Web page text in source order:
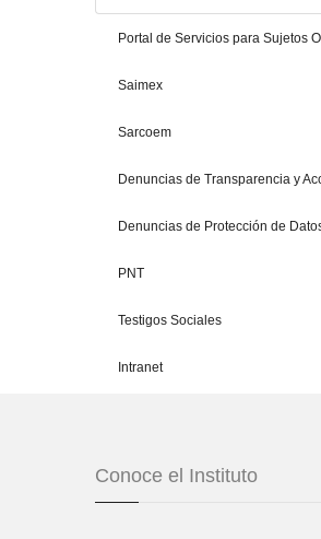
Portal de Servicios para Sujetos
Saimex
Sarcoem
Denuncias de Transparencia y
Denuncias de Protección de
PNT
Testigos Sociales
Intranet
Conoce el Instituto